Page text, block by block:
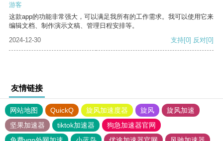
游客
这款app的功能非常强大，可以满足我所有的工作需求。我可以使用它来
编辑文档、制作演示文稿、管理日程安排等。
2024-12-30
支持[0] 反对[0]
友情链接
网站地图 QuickQ 旋风加速度器 旋风
旋风加速
坚果加速器
tiktok加速器
狗急加速器官网